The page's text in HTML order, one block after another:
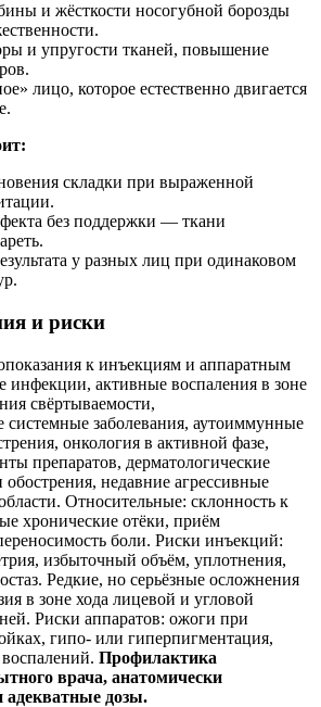
и жёсткости носогубной борозды
и упругости тканей, повышение
лицо, которое естественно двигается
складки при выраженной
без поддержки — ткани
у разных лиц при одинаковом
и риски
к инъекциям и аппаратным
инфекции, активные воспаления в зоне
свёртываемости,
системные заболевания, аутоиммунные
онкология в активной фазе,
препаратов, дерматологические
обострения, недавние агрессивные
Относительные: склонность к
хронические отёки, приём
боли. Риски инъекций:
избыточный объём, уплотнения,
Редкие, но серьёзные осложнения
в зоне хода лицевой и угловой
Риски аппаратов: ожоги при
гипо‑ или гиперпигментация,
Профилактика
врача, анатомически
адекватные дозы.